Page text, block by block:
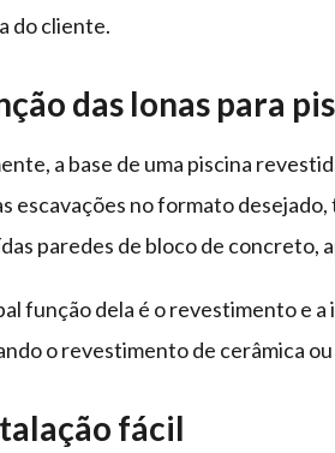
do cliente.
das lonas para
a base de uma piscina
escavações no formato
paredes de bloco de concreto,
função dela é o revestimento e
o revestimento de cerâmica
fácil